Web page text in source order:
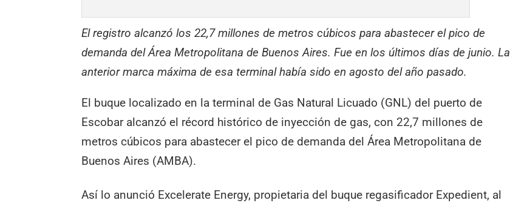
El registro alcanzó los 22,7 millones de metros cúbicos para abastecer el pico de
demanda del Área Metropolitana de Buenos Aires. Fue en los últimos días de junio. La
anterior marca máxima de esa terminal había sido en agosto del año pasado.
El buque localizado en la terminal de Gas Natural Licuado (GNL) del puerto de
Escobar alcanzó el récord histórico de inyección de gas, con 22,7 millones de
metros cúbicos para abastecer el pico de demanda del Área Metropolitana de
Buenos Aires (AMBA).
Así lo anunció Excelerate Energy, propietaria del buque regasificador Expedient, al